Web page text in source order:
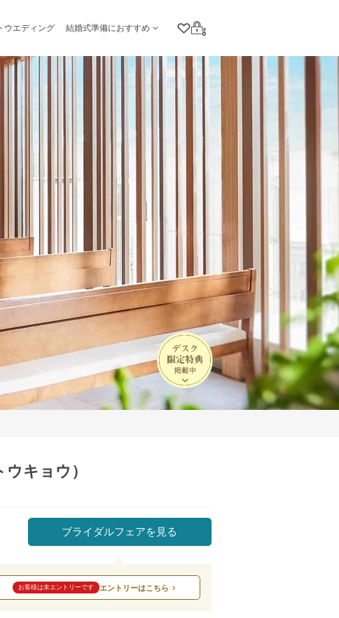
ウエディング 結婚式準備におすすめ
クリップリスト
ログイン
キョウ）
ブライダルフェアを見る
お客様は未エントリーです エントリーはこちら